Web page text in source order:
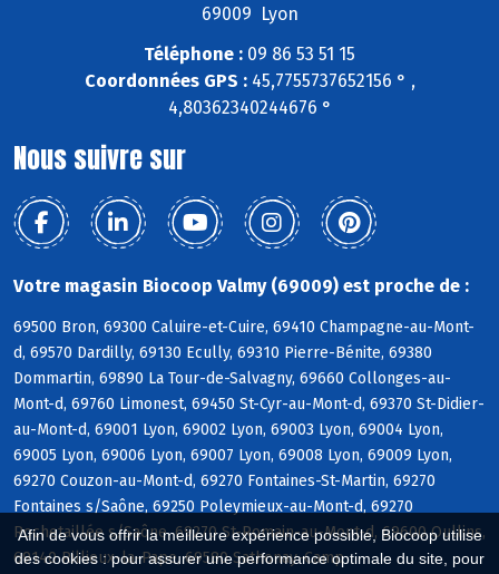
Afin de vous offrir la meilleure expérience possible, Biocoop utilise
des cookies : pour assurer une performance optimale du site, pour
69009 Lyon
Téléphone : 09 86 53 51 15
Coordonnées GPS :45,7755737652156 ° ,
4,80362340244676 °
Nous suivre sur
Votre magasin Biocoop Valmy (69009) est proche de :
69500 Bron, 69300 Caluire-et-Cuire, 69410 Champagne-au-Mont-
d, 69570 Dardilly, 69130 Ecully, 69310 Pierre-Bénite, 69380
Dommartin, 69890 La Tour-de-Salvagny, 69660 Collonges-au-
Mont-d, 69760 Limonest, 69450 St-Cyr-au-Mont-d, 69370 St-Didier-
au-Mont-d, 69001 Lyon, 69002 Lyon, 69003 Lyon, 69004 Lyon,
69005 Lyon, 69006 Lyon, 69007 Lyon, 69008 Lyon, 69009 Lyon,
69270 Couzon-au-Mont-d, 69270 Fontaines-St-Martin, 69270
Fontaines s/Saône, 69250 Poleymieux-au-Mont-d, 69270
Rochetaillée s/Saône, 69270 St-Romain-au-Mont-d, 69600 Oullins,
69140 Rillieux-la-Pape, 69580 Sathonay-Camp